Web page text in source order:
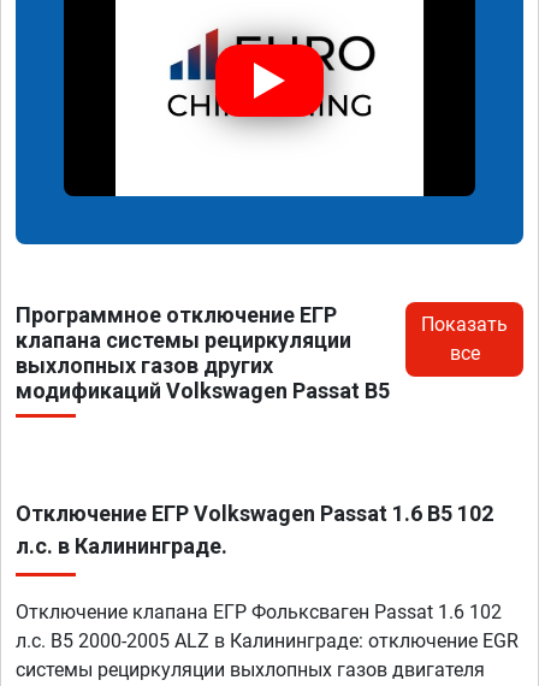
Программное отключение ЕГР
клапана системы рециркуляции
выхлопных газов других
модификаций Volkswagen Passat B5
Показать
все
Отключение ЕГР Volkswagen Passat 1.6 B5 102
л.с. в Калининграде.
Отключение клапана ЕГР Фольксваген Passat 1.6 102
л.с. B5 2000-2005 ALZ в Калининграде: отключение EGR
системы рециркуляции выхлопных газов двигателя